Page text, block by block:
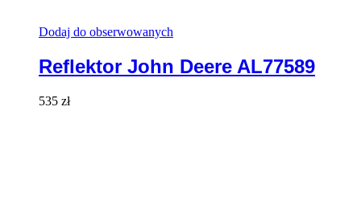
Dodaj do obserwowanych
Reflektor John Deere AL77589
535 zł